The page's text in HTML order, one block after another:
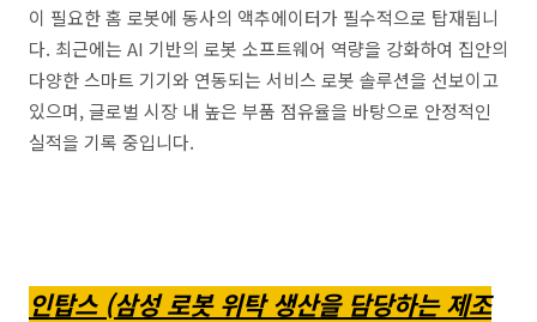
이 필요한 홈 로봇에 동사의 액추에이터가 필수적으로 탑재됩니
다. 최근에는 AI 기반의 로봇 소프트웨어 역량을 강화하여 집안의
다양한 스마트 기기와 연동되는 서비스 로봇 솔루션을 선보이고
있으며, 글로벌 시장 내 높은 부품 점유율을 바탕으로 안정적인
실적을 기록 중입니다.
인탑스 (삼성 로봇 위탁 생산을 담당하는 제조